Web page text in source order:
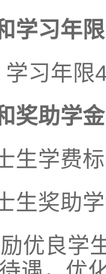
学习年限
习年限
奖助学金
学费标
奖助学
良学